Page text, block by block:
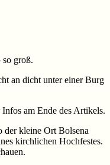
so groß.
an dicht unter einer Burg
am Ende des Artikels.
der kleine Ort Bolsena
kirchlichen Hochfestes.